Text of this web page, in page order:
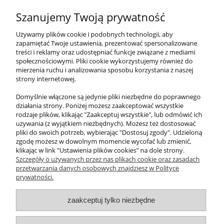
kliknęło), bez odniesienia do konkretnych
użytkowników.
Jeśli posiadasz konto w serwisie Facebook lub
Instagram, zachęcamy Cię do przeczytania
dalszych informacji o ochronie danych w tych
serwisachtutajitutaj.
O samym pikselu remarketingowym Meta
więcej przeczytasz
O nas
Obsługa klienta
Szanujemy Twoją prywatność
Używamy plików cookie i podobnych technologii, aby
zapamiętać Twoje ustawienia, prezentować spersonalizowane
treści i reklamy oraz udostępniać funkcje związane z mediami
społecznościowymi. Pliki cookie wykorzystujemy również do
mierzenia ruchu i analizowania sposobu korzystania z naszej
strony internetowej.
Domyślnie włączone są jedynie pliki niezbędne do poprawnego
działania strony. Poniżej możesz zaakceptować wszystkie
rodzaje plików, klikając "Zaakceptuj wszystkie", lub odmówić ich
używania (z wyjątkiem niezbędnych). Możesz też dostosować
pliki do swoich potrzeb, wybierając "Dostosuj zgody". Udzieloną
zgodę możesz w dowolnym momencie wycofać lub zmienić,
klikając w link "Ustawienia plików cookies" na dole strony.
Szczegóły o używanych przez nas plikach cookie oraz zasadach
przetwarzania danych osobowych znajdziesz w Polityce
prywatności.
zaakceptuj tylko niezbędne